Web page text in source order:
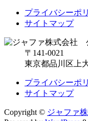
プライバシーポ
サイトマップ
〒141-0021
東京都品川区上
プライバシーポ
サイトマップ
Copyright © ジャファ